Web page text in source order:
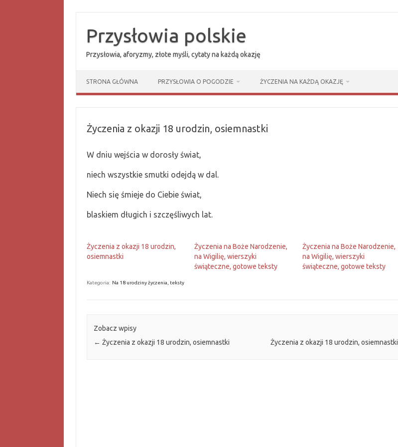
treściPrzysłowia polskie
Przysłowia, aforyzmy, złote myśli, cytaty na każdą okazję
STRONA GŁÓWNA PRZYSŁOWIA O POGODZIE ŻYCZENIA NA KAŻDĄ OKAZJĘ
Życzenia z okazji 18 urodzin, osiemnastki
W dniu wejścia w dorosły świat,
niech wszystkie smutki odejdą w dal.
Niech się śmieje do Ciebie świat,
blaskiem długich i szczęśliwych lat.
Życzenia z okazji 18 urodzin,
osiemnastki
Życzenia na Boże Narodzenie,
na Wigilię, wierszyki
świąteczne, gotowe teksty
Życzenia na Boże Narodzenie,
na Wigilię, wierszyki
świąteczne, gotowe teksty
Kategoria: Na 18 urodziny życzenia, teksty
Zobacz wpisy
← Życzenia z okazji 18 urodzin, osiemnastki Życzenia z okazji 18 urodzin, osiemnastki